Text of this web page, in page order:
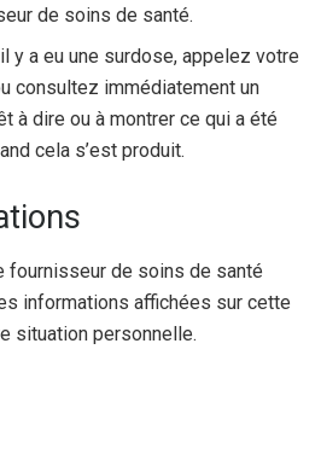
de soins de santé.
y a eu une surdose, appelez votre
consultez immédiatement un
à dire ou à montrer ce qui a été
cela s’est produit.
fournisseur de soins de santé
informations affichées sur cette
situation personnelle.